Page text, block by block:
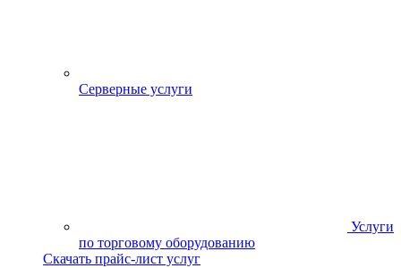
Серверные услуги
Услуги
по торговому оборудованию
Скачать прайс-лист услуг